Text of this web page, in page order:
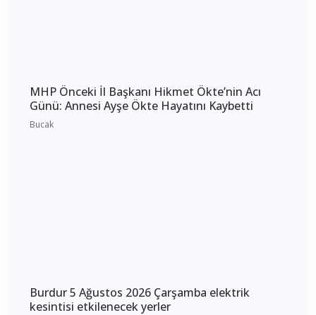
MHP Önceki İl Başkanı Hikmet Ökte’nin Acı
Günü: Annesi Ayşe Ökte Hayatını Kaybetti
Bucak
Burdur 5 Ağustos 2026 Çarşamba elektrik
kesintisi etkilenecek yerler